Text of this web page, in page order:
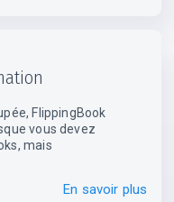
FlippingBook
vous devez
mais
En savoir plus